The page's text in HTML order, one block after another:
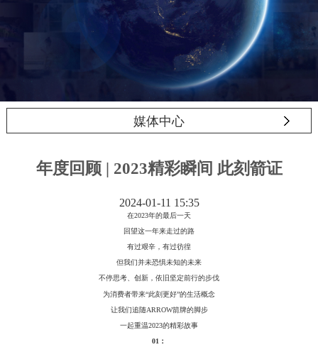
媒体中心
年度回顾 | 2023精彩瞬间 此刻箭证
2024-01-11 15:35
在2023年的最后一天
回望这一年来走过的路
有过艰辛，有过彷徨
但我们并未恐惧未知的未来
不停思考、创新，依旧坚定前行的步伐
为消费者带来“此刻更好”的生活概念
让我们追随ARROW箭牌的脚步
一起重温2023的精彩故事
01：